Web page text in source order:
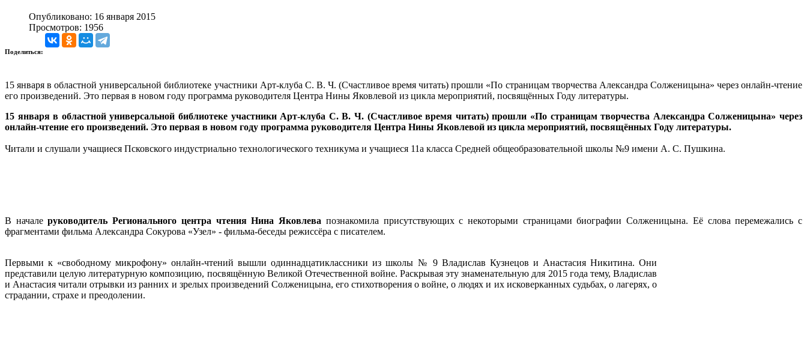
Опубликовано: 16 января 2015
Просмотров: 1956
Поделиться:
15 января в областной универсальной библиотеке участники Арт-клуба С. В. Ч. (Счастливое время читать) прошли «По страницам творчества Александра Солженицына» через онлайн-чтение
его произведений. Это первая в новом году программа руководителя Центра Нины Яковлевой из цикла мероприятий, посвящённых Году литературы.
15 января в областной универсальной библиотеке участники Арт-клуба С. В. Ч. (Счастливое время читать) прошли «По страницам творчества Александра Солженицына» через
онлайн-чтение его произведений. Это первая в новом году программа руководителя Центра Нины Яковлевой из цикла мероприятий, посвящённых Году литературы.
Читали и слушали учащиеся Псковского индустриально технологического техникума и учащиеся 11а класса Средней общеобразовательной школы №9 имени А. С. Пушкина.
В началеруководитель Регионального центра чтения Нина Яковлева познакомила присутствующих с некоторыми страницами биографии Солженицына. Её слова перемежались с
фрагментами фильма Александра Сокурова «Узел» - фильма-беседы режиссёра с писателем.
Первыми к «свободному микрофону» онлайн-чтений вышли одиннадцатиклассники из школы № 9 Владислав Кузнецов и Анастасия Никитина. Они
представили целую литературную композицию, посвящённую Великой Отечественной войне. Раскрывая эту знаменательную для 2015 года тему, Владислав
и Анастасия читали отрывки из ранних и зрелых произведений Солженицына, его стихотворения о войне, о людях и их исковерканных судьбах, о лагерях, о
страдании, страхе и преодолении.